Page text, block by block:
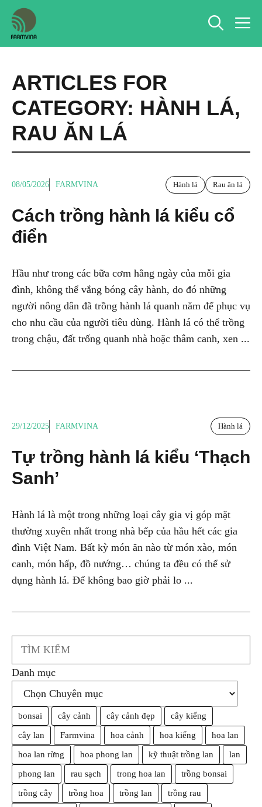
Chuyển
đến
nội
ARTICLES FOR
CATEGORY: HÀNH LÁ,
RAU ĂN LÁ
08/05/2026 FARMVINA Hành lá Rau ăn lá
Cách trồng hành lá kiểu cổ
điển
Hầu như trong các bữa cơm hằng ngày của mỗi gia
đình, không thể vắng bóng cây hành, do đó những
người nông dân đã trồng hành lá quanh năm để phục vụ
cho nhu cầu của người tiêu dùng. Hành lá có thể trồng
trong chậu, đất trống quanh nhà hoặc thâm canh, xen ...
29/12/2025 FARMVINA Hành lá
Tự trồng hành lá kiểu ‘Thạch
Sanh’
Hành lá là một trong những loại cây gia vị góp mặt
thường xuyên nhất trong nhà bếp của hầu hết các gia
đình Việt Nam. Bất kỳ món ăn nào từ món xào, món
canh, món hấp, đồ nướng… chúng ta đều có thể sử
dụng hành lá. Để không bao giờ phải lo ...
Search
Danh mục
bonsai cây cảnh cây cảnh đẹp cây kiểng
cây lan Farmvina hoa cảnh hoa kiểng hoa lan
hoa lan rừng hoa phong lan kỹ thuật trồng lan lan
phong lan rau sạch trong hoa lan trồng bonsai
trồng cây trồng hoa trồng lan trồng rau